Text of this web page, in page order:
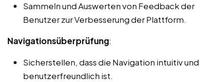
Sammeln und Auswerten von Feedback der
Benutzer zur Verbesserung der Plattform.
Navigationsüberprüfung:
Sicherstellen, dass die Navigation intuitiv und
benutzerfreundlich ist.